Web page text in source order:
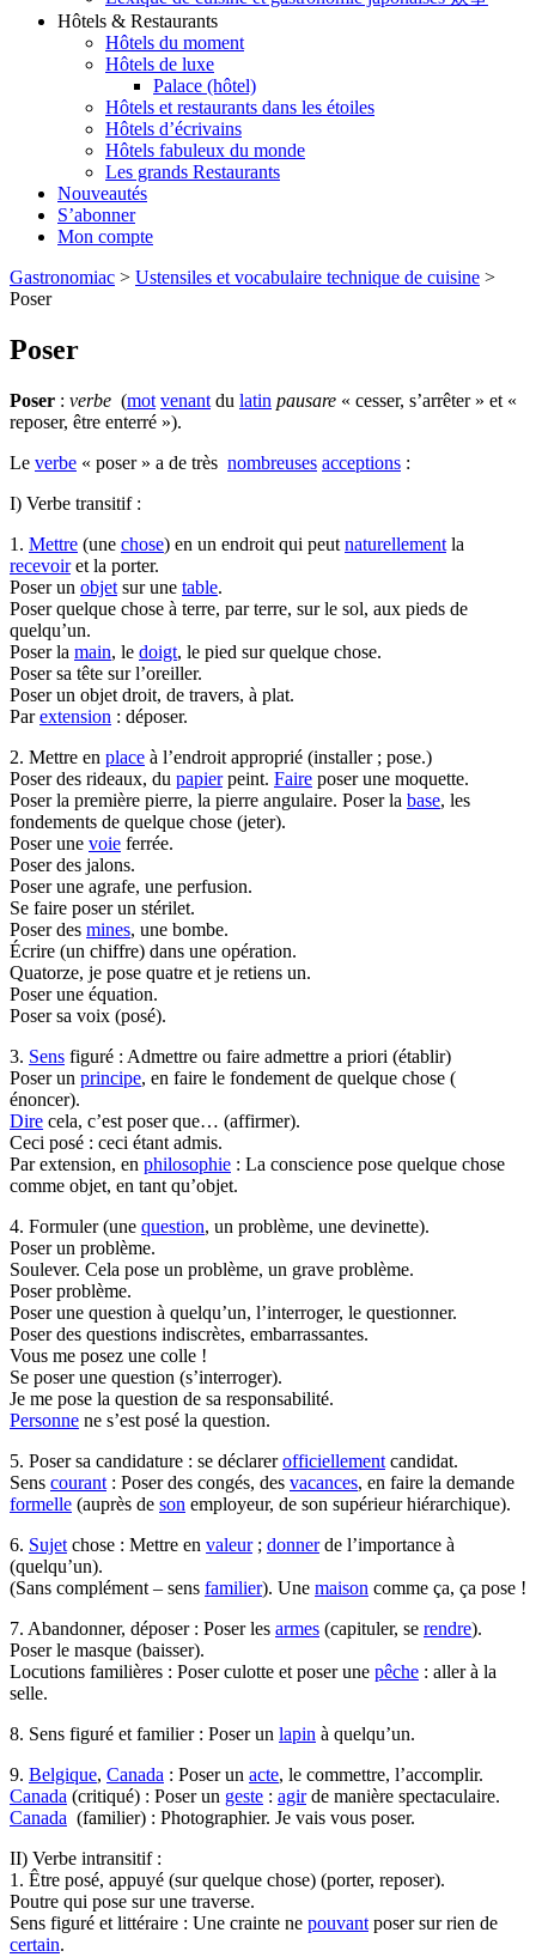
Hôtels & Restaurants
Hôtels du moment
Hôtels de luxe
Palace (hôtel)
Hôtels et restaurants dans les étoiles
Hôtels d’écrivains
Hôtels fabuleux du monde
Les grands Restaurants
Nouveautés
S’abonner
Mon compte
Gastronomiac > Ustensiles et vocabulaire technique de cuisine >
Poser
Poser
Poser : verbe (mot venant du latin pausare « cesser, s’arrêter » et «
reposer, être enterré »).
Le verbe « poser » a de très nombreuses acceptions :
I) Verbe transitif :
1. Mettre (une chose) en un endroit qui peut naturellement la
recevoiret la porter.
Poser un objet sur une table.
Poser quelque chose à terre, par terre, sur le sol, aux pieds de
quelqu’un.
Poser la main, le doigt, le pied sur quelque chose.
Poser sa tête sur l’oreiller.
Poser un objet droit, de travers, à plat.
Parextension : déposer.
2. Mettre en place à l’endroit approprié (installer ; pose.)
Poser des rideaux, du papierpeint. Faire poser une moquette.
Poser la première pierre, la pierre angulaire. Poser la base, les
fondements de quelque chose (jeter).
Poser une voie ferrée.
Poser des jalons.
Poser une agrafe, une perfusion.
Se faire poser un stérilet.
Poser des mines, une bombe.
Écrire (un chiffre) dans une opération.
Quatorze, je pose quatre et je retiens un.
Poser une équation.
Poser sa voix (posé).
3. Sens figuré : Admettre ou faire admettre a priori (établir)
Poser un principe, en faire le fondement de quelque chose (
énoncer).
Dire cela, c’est poser que… (affirmer).
Ceci posé : ceci étant admis.
Par extension, en philosophie : La conscience pose quelque chose
comme objet, en tant qu’objet.
4. Formuler (une question, un problème, une devinette).
Poser un problème.
Soulever. Cela pose un problème, un grave problème.
Poser problème.
Poser une question à quelqu’un, l’interroger, le questionner.
Poser des questions indiscrètes, embarrassantes.
Vous me posez une colle !
Se poser une question (s’interroger).
Je me pose la question de sa responsabilité.
Personne ne s’est posé la question.
5. Poser sa candidature : se déclarerofficiellement candidat.
Sens courant : Poser des congés, des vacances, en faire la demande
formelle (auprès de son employeur, de son supérieur hiérarchique).
6. Sujet chose : Mettre en valeur; donnerde l’importance à
(quelqu’un).
(Sans complément – sens familier). Une maison comme ça, ça pose !
7. Abandonner, déposer : Poser les armes (capituler, se rendre).
Poser le masque (baisser).
Locutions familières : Poser culotte et poser une pêche : aller à la
selle.
8. Sens figuré et familier : Poser un lapin à quelqu’un.
9. Belgique, Canada : Poser un acte, le commettre, l’accomplir.
Canada (critiqué) : Poser un geste : agirde manière spectaculaire.
Canada (familier) : Photographier. Je vais vous poser.
II) Verbe intransitif :
1. Être posé, appuyé (sur quelque chose) (porter, reposer).
Poutre qui pose sur une traverse.
Sens figuré et littéraire : Une crainte ne pouvant poser sur rien de
certain.